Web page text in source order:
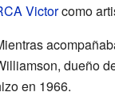
Victorcomo
dueño
en 1966.